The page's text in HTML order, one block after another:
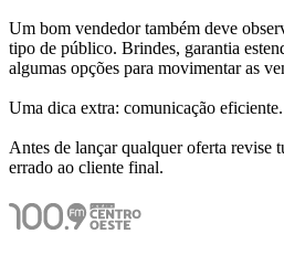
Um bom vendedor também deve
tipo de público. Brindes, garantia
algumas opções para movimentar as
Uma dica extra: comunicação eficiente.
Antes de lançar qualquer oferta revise
errado ao cliente final.